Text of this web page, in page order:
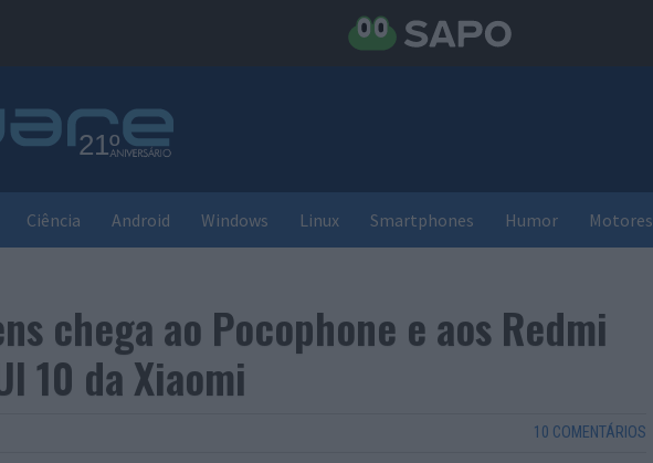
Ciência Android Windows Linux Smartphones Humor Motores
chega ao Pocophone e aos Redmi
10 da Xiaomi
10 COMENTÁRIOS